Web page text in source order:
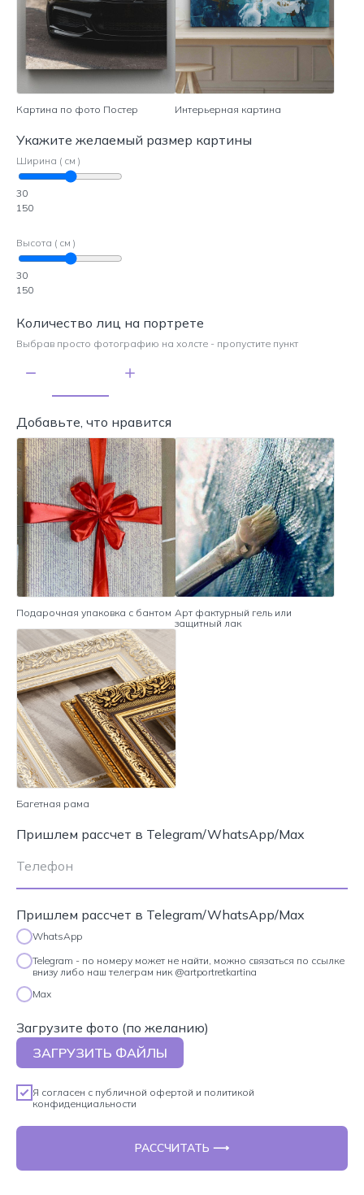
Картина по фото Постер Интерьерная картина
Укажите желаемый размер картины
Ширина ( см )
30
150
Высота ( см )
30
150
Количество лиц на портрете
Выбрав просто фотографию на холсте - пропустите пункт
Добавьте, что нравится
Подарочная упаковка с бантом Арт фактурный гель или
защитный лак
Багетная рама
Пришлем рассчет в Telegram/WhatsApp/Max
Пришлем рассчет в Telegram/WhatsApp/Max
WhatsApp
Telegram - по номеру может не найти, можно связаться по ссылке
внизу либо наш телеграм ник @artportretkartina
Max
Загрузите фото (по желанию)
ЗАГРУЗИТЬ ФАЙЛЫ
Я согласен с публичной офертой и политикой
конфиденциальности
РАССЧИТАТЬ ⟶